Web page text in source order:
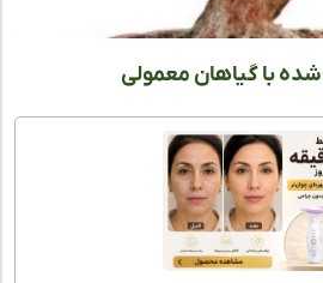
گیاهان معمولی